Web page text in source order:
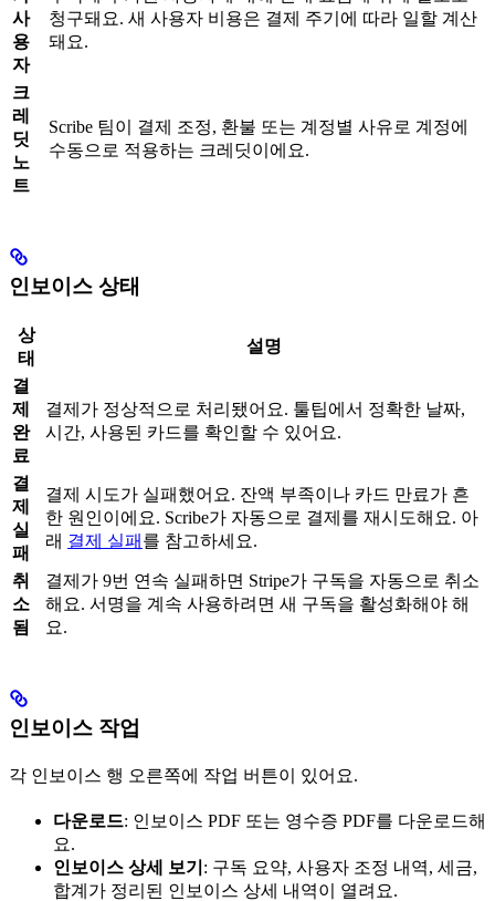
사
용
자
청구돼요. 새 사용자 비용은 결제 주기에 따라 일할 계산
돼요.
크
레
딧
노
트
Scribe 팀이 결제 조정, 환불 또는 계정별 사유로 계정에
수동으로 적용하는 크레딧이에요.
인보이스 상태
상
태
설명
결
제
완
료
결제가 정상적으로 처리됐어요. 툴팁에서 정확한 날짜,
시간, 사용된 카드를 확인할 수 있어요.
결
제
실
패
결제 시도가 실패했어요. 잔액 부족이나 카드 만료가 흔
한 원인이에요. Scribe가 자동으로 결제를 재시도해요. 아
래 결제 실패 를 참고하세요.
취
소
됨
결제가 9번 연속 실패하면 Stripe가 구독을 자동으로 취소
해요. 서명을 계속 사용하려면 새 구독을 활성화해야 해
요.
인보이스 작업
각 인보이스 행 오른쪽에 작업 버튼이 있어요.
다운로드: 인보이스 PDF 또는 영수증 PDF를 다운로드해
요.
인보이스 상세 보기 : 구독 요약, 사용자 조정 내역, 세금,
합계가 정리된 인보이스 상세 내역이 열려요.